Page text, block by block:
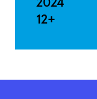
2024
12+